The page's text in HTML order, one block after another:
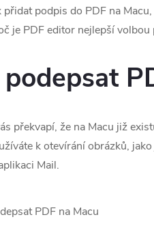
přidat podpis do PDF na
je PDF editor nejlepší
podepsat
překvapí, že na Macu již
k otevírání obrázků,
Mail.